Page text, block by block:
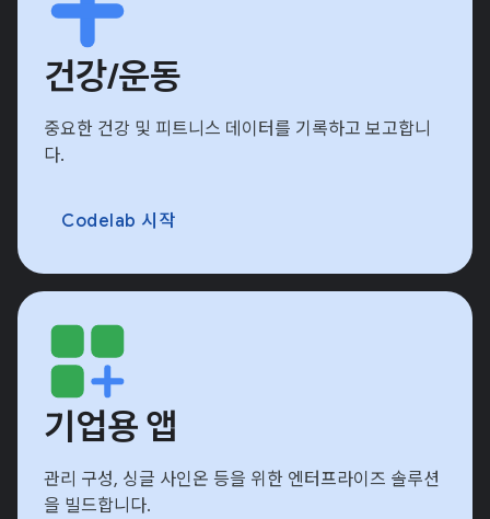
건강/운동
중요한 건강 및 피트니스 데이터를 기록하고 보고합니
다.
Codelab 시작
기업용 앱
관리 구성, 싱글 사인온 등을 위한 엔터프라이즈 솔루션
을 빌드합니다.